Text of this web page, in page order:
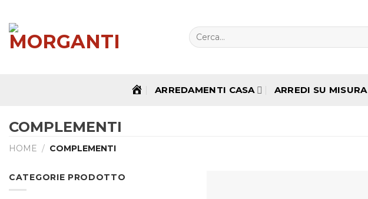
contenuti
Cerca:
HOMEARREDAMENTI CASA ARREDI SU MISURA
COMPLEMENTI
HOME / COMPLEMENTI
CATEGORIE PRODOTTO